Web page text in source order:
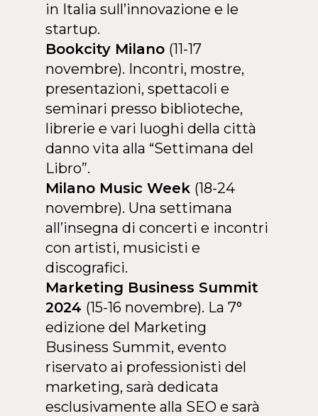
in Italia sull’innovazione e le
startup.
Bookcity Milano (11-17
novembre). Incontri, mostre,
presentazioni, spettacoli e
seminari presso biblioteche,
librerie e vari luoghi della città
danno vita alla “Settimana del
Libro”.
Milano Music Week (18-24
novembre). Una settimana
all’insegna di concerti e incontri
con artisti, musicisti e
discografici.
Marketing Business Summit
2024 (15-16 novembre). La 7°
edizione del Marketing
Business Summit, evento
riservato ai professionisti del
marketing, sarà dedicata
esclusivamente alla SEO e sarà